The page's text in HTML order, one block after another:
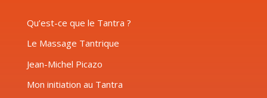
Qu’est-ce que le Tantra ?
Le Massage Tantrique
Jean-Michel Picazo
Mon initiation au Tantra